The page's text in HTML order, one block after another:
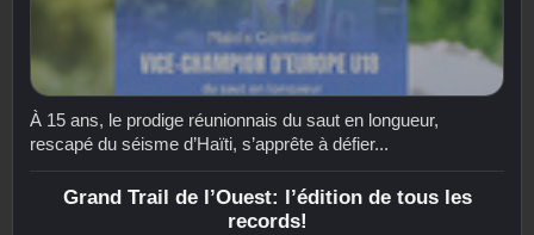
À 15 ans, le prodige réunionnais du saut en longueur,
rescapé du séisme d’Haïti, s’apprête à défier...
Grand Trail de l’Ouest: l’édition de tous les
records!